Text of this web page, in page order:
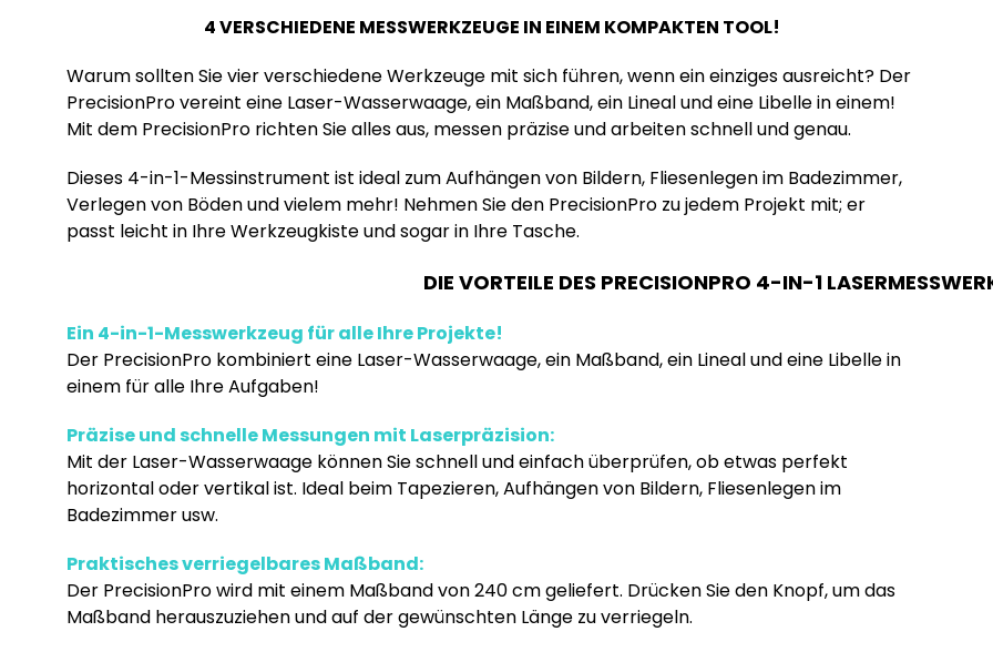
4 VERSCHIEDENE MESSWERKZEUGE IN EINEM KOMPAKTEN TOOL!
Warum sollten Sie vier verschiedene Werkzeuge mit sich führen, wenn ein einziges ausreicht? Der
PrecisionPro vereint eine Laser-Wasserwaage, ein Maßband, ein Lineal und eine Libelle in einem!
Mit dem PrecisionPro richten Sie alles aus, messen präzise und arbeiten schnell und genau.
Dieses 4-in-1-Messinstrument ist ideal zum Aufhängen von Bildern, Fliesenlegen im Badezimmer,
Verlegen von Böden und vielem mehr! Nehmen Sie den PrecisionPro zu jedem Projekt mit; er
passt leicht in Ihre Werkzeugkiste und sogar in Ihre Tasche.
DIE VORTEILE DES PRECISIONPRO 4-IN-1
Ein 4-in-1-Messwerkzeug für alle Ihre Projekte!
Der PrecisionPro kombiniert eine Laser-Wasserwaage, ein Maßband, ein Lineal und eine Libelle in
einem für alle Ihre Aufgaben!
Präzise und schnelle Messungen mit Laserpräzision:
Mit der Laser-Wasserwaage können Sie schnell und einfach überprüfen, ob etwas perfekt
horizontal oder vertikal ist. Ideal beim Tapezieren, Aufhängen von Bildern, Fliesenlegen im
Badezimmer usw.
Praktisches verriegelbares Maßband:
Der PrecisionPro wird mit einem Maßband von 240 cm geliefert. Drücken Sie den Knopf, um das
Maßband herauszuziehen und auf der gewünschten Länge zu verriegeln.